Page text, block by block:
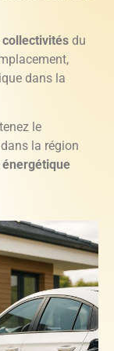
du
dans la
le
la région